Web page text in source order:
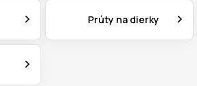
Prúty na dierky